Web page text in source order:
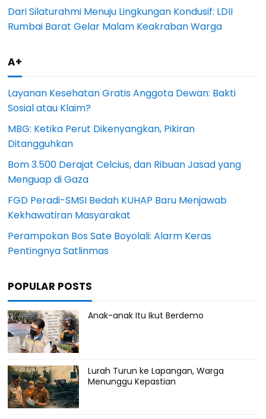
Dari Silaturahmi Menuju Lingkungan Kondusif: LDII
Rumbai Barat Gelar Malam Keakraban Warga
A+
Layanan Kesehatan Gratis Anggota Dewan: Bakti
Sosial atau Klaim?
MBG: Ketika Perut Dikenyangkan, Pikiran
Ditangguhkan
Bom 3.500 Derajat Celcius, dan Ribuan Jasad yang
Menguap di Gaza
FGD Peradi-SMSI Bedah KUHAP Baru Menjawab
Kekhawatiran Masyarakat
Perampokan Bos Sate Boyolali: Alarm Keras
Pentingnya Satlinmas
POPULAR POSTS
Anak-anak Itu Ikut Berdemo
Lurah Turun ke Lapangan, Warga
Menunggu Kepastian